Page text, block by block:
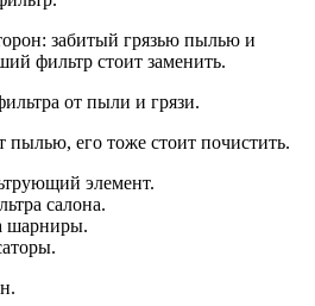
забитый грязью пылью и
фильтр стоит заменить.
от пыли и грязи.
пылью, его тоже стоит почистить.
элемент.
салона.
шарниры.